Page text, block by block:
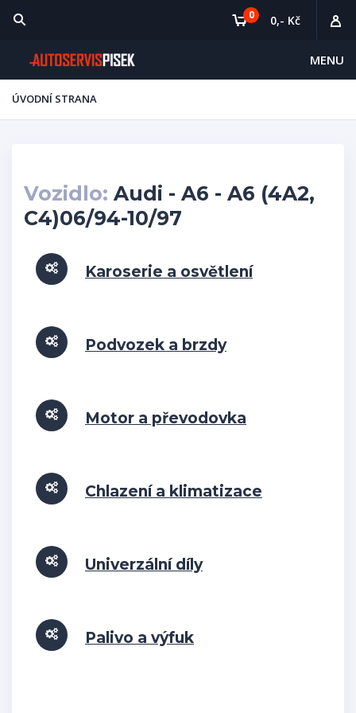
MENU
0 0,- Kč
ÚVODNÍ STRANA
Vozidlo: Audi - A6 - A6 (4A2,
C4)06/94-10/97
Karoserie a osvětlení
Podvozek a brzdy
Motor a převodovka
Chlazení a klimatizace
Univerzální díly
Palivo a výfuk